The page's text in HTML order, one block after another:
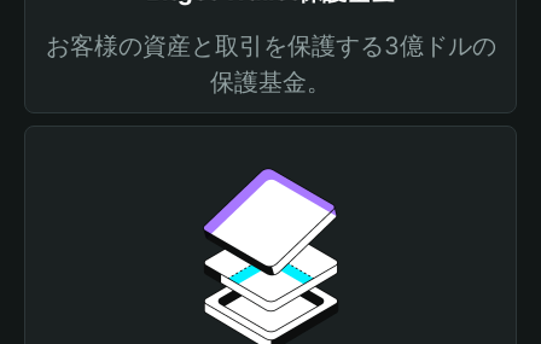
お客様の資産と取引を保護する3億ドルの
保護基金。